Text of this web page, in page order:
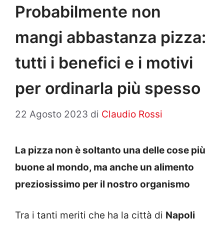
Probabilmente non
mangi abbastanza pizza:
tutti i benefici e i motivi
per ordinarla più spesso
22 Agosto 2023 di Claudio Rossi
La pizza non è soltanto una delle cose più
buone al mondo, ma anche un alimento
preziosissimo per il nostro organismo
Tra i tanti meriti che ha la città di Napoli